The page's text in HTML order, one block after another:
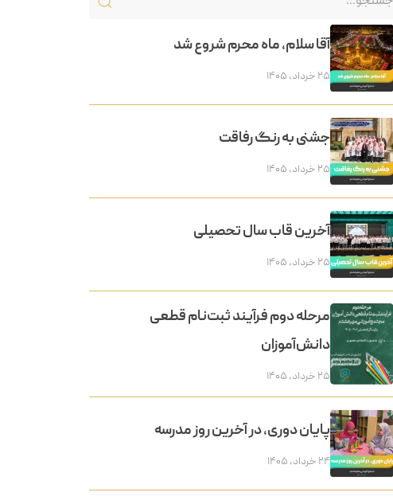
آقا سلام، ماه محرم شروع شد
۲۵ خرداد, ۱۴۰۵
جشنی به رنگ رفاقت
۲۵ خرداد, ۱۴۰۵
آخرین قاب سال تحصیلی
۲۵ خرداد, ۱۴۰۵
مرحله دوم فرآیند ثبت‌نام قطعی
دانش‌آموزان
۲۵ خرداد, ۱۴۰۵
پایان دوری، در آخرین روز مدرسه
۲۴ خرداد, ۱۴۰۵